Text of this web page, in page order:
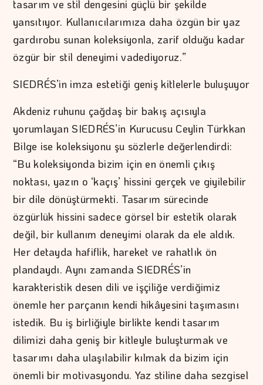
tasarım ve stil dengesini güçlü bir şekilde
yansıtıyor. Kullanıcılarımıza daha özgün bir yaz
gardırobu sunan koleksiyonla, zarif olduğu kadar
özgür bir stil deneyimi vadediyoruz.”
SIEDRÉS’in imza estetiği geniş kitlelerle buluşuyor
Akdeniz ruhunu çağdaş bir bakış açısıyla
yorumlayan SIEDRÉS’in Kurucusu Ceylin Türkkan
Bilge ise koleksiyonu şu sözlerle değerlendirdi:
“Bu koleksiyonda bizim için en önemli çıkış
noktası, yazın o ‘kaçış’ hissini gerçek ve giyilebilir
bir dile dönüştürmekti. Tasarım sürecinde
özgürlük hissini sadece görsel bir estetik olarak
değil, bir kullanım deneyimi olarak da ele aldık.
Her detayda hafiflik, hareket ve rahatlık ön
plandaydı. Aynı zamanda SIEDRÉS’in
karakteristik desen dili ve işçiliğe verdiğimiz
önemle her parçanın kendi hikâyesini taşımasını
istedik. Bu iş birliğiyle birlikte kendi tasarım
dilimizi daha geniş bir kitleyle buluşturmak ve
tasarımı daha ulaşılabilir kılmak da bizim için
önemli bir motivasyondu. Yaz stiline daha sezgisel